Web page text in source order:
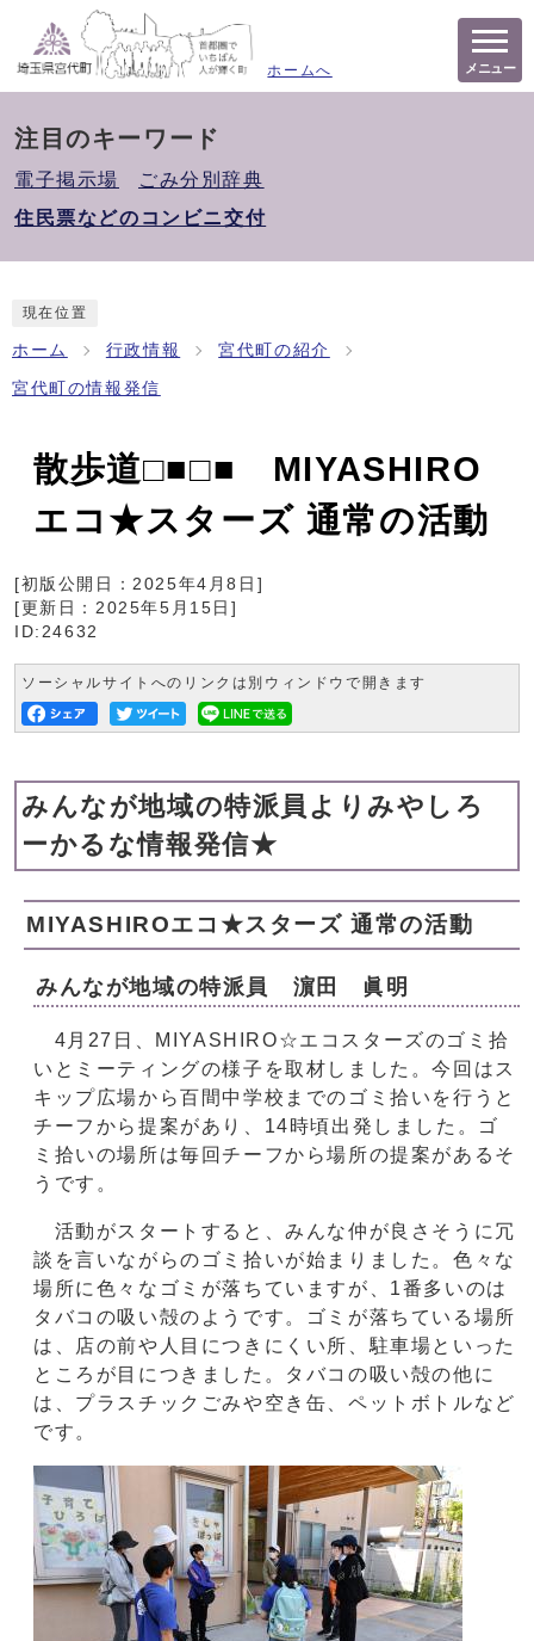
ホームへ メニュー
注目のキーワード
電子掲示場
ごみ分別辞典
住民票などのコンビニ交付
現在位置
ホーム 行政情報 宮代町の紹介
宮代町の情報発信
散歩道□■□■ MIYASHIRO
エコ★スターズ 通常の活動
[初版公開日：2025年4月8日 ]
[更新日： 2025年5月15日 ]
ID:24632
ソーシャルサイトへのリンクは別ウィンドウで開きます
みんなが地域の特派員よりみやしろ
ーかるな情報発信★
MIYASHIROエコ★スターズ 通常の活動
みんなが地域の特派員 濵田 眞明
4月27日、MIYASHIRO☆エコスターズのゴミ拾
いとミーティングの様子を取材しました。今回はス
キップ広場から百間中学校までのゴミ拾いを行うと
チーフから提案があり、14時頃出発しました。ゴ
ミ拾いの場所は毎回チーフから場所の提案があるそ
うです。
活動がスタートすると、みんな仲が良さそうに冗
談を言いながらのゴミ拾いが始まりました。色々な
場所に色々なゴミが落ちていますが、1番多いのは
タバコの吸い殻のようです。ゴミが落ちている場所
は、店の前や人目につきにくい所、駐車場といった
ところが目につきました。タバコの吸い殻の他に
は、プラスチックごみや空き缶、ペットボトルなど
です。